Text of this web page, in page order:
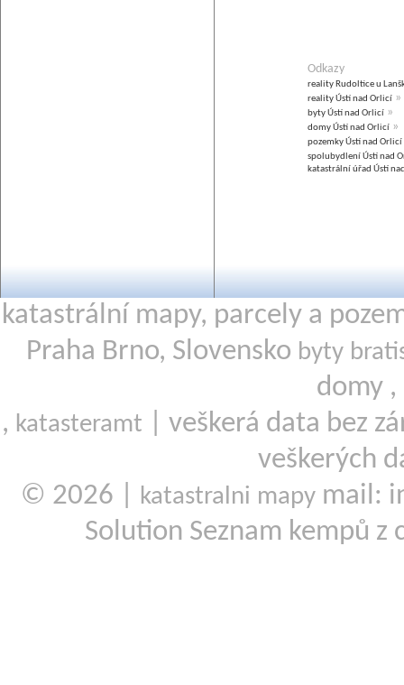
Odkazy
reality Rudoltice u
reality Ústí nad Orlicí »
byty Ústí nad Orlicí »
domy Ústí nad Orlicí »
pozemky Ústí nad Orlicí
spolubydlení Ústí nad
katastrální úřad Ústí
katastrální mapy, parcely a
Praha Brno, Slovensko byty
domy ,
, katasteramt
| veškerá data bez
veškerých
© 2026 |
katastralni mapy mail:
Solution Seznam kempů z